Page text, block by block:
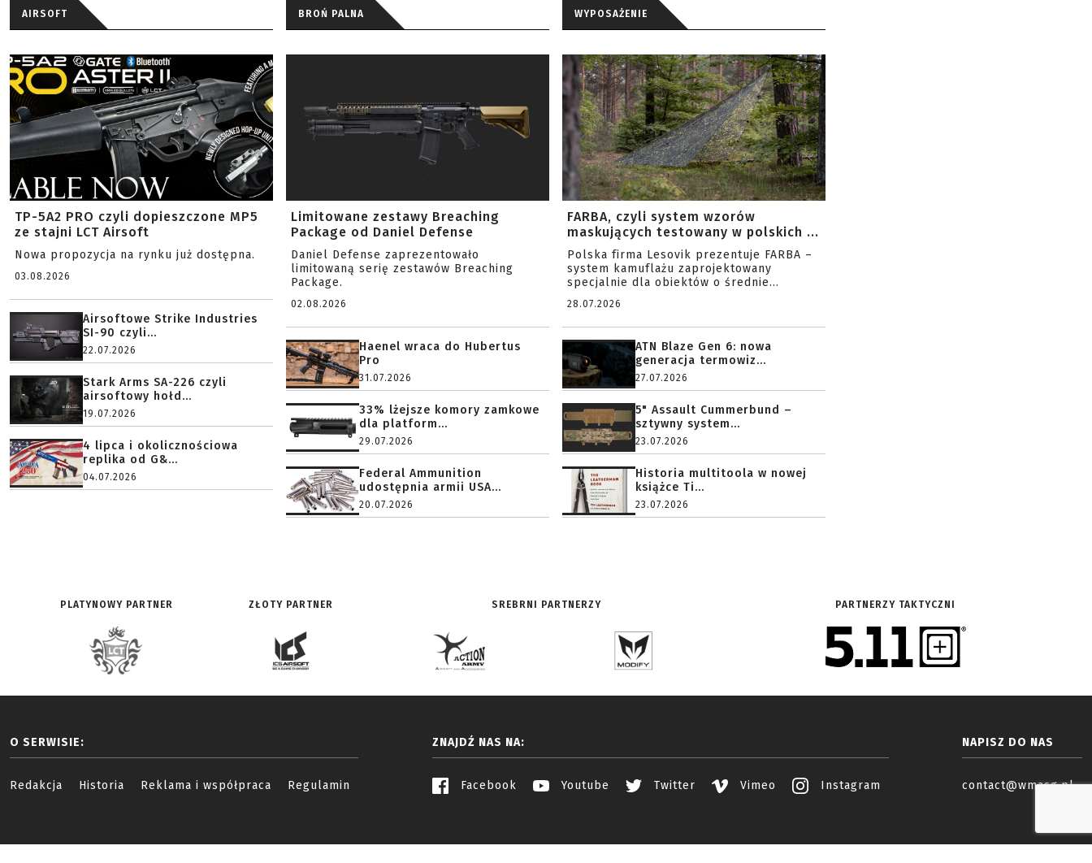
AIRSOFT
TP-5A2 PRO czyli dopieszczone MP5
ze stajni LCT Airsoft
Nowa propozycja na rynku już dostępna.
03.08.2026
Airsoftowe Strike Industries
SI-90 czyli...
22.07.2026
Stark Arms SA-226 czyli
airsoftowy hołd...
19.07.2026
4 lipca i okolicznościowa
replika od G&...
04.07.2026
BROŃ PALNA
Limitowane zestawy Breaching
Package od Daniel Defense
Daniel Defense zaprezentowało
limitowaną serię zestawów Breaching
Package.
02.08.2026
Haenel wraca do Hubertus
Pro
31.07.2026
33% lżejsze komory zamkowe
dla platform...
29.07.2026
Federal Ammunition
udostępnia armii USA...
20.07.2026
WYPOSAŻENIE
FARBA, czyli system wzorów
maskujących testowany w polskich ...
Polska firma Lesovik prezentuje FARBA –
system kamuflażu zaprojektowany
specjalnie dla obiektów o średnie...
28.07.2026
ATN Blaze Gen 6: nowa
generacja termowiz...
27.07.2026
5" Assault Cummerbund –
sztywny system...
23.07.2026
Historia multitoola w nowej
książce Ti...
23.07.2026
PLATYNOWY PARTNER ZŁOTY PARTNER SREBRNI PARTNERZY PARTNERZY TAKTYCZNI
O SERWISIE:
Redakcja Historia Reklama i współpraca Regulamin
ZNAJDŹ NAS NA:
Facebook Youtube Twitter Vimeo Instagram
NAPISZ DO NAS
contact@wmasg.pl